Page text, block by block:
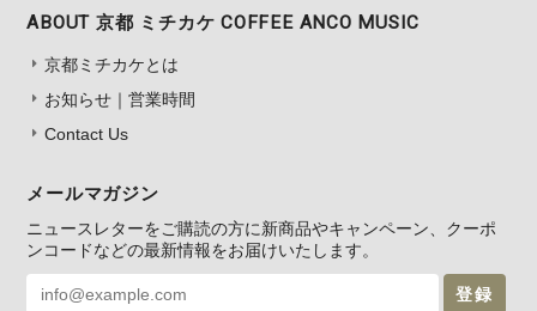
ABOUT 京都 ミチカケ COFFEE ANCO MUSIC
京都ミチカケとは
お知らせ｜営業時間
Contact Us
メールマガジン
ニュースレターをご購読の方に新商品やキャンペーン、クーポ
ンコードなどの最新情報をお届けいたします。
登録